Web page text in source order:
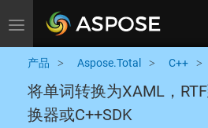
Toggle navigation
产品 Aspose.Total C++
将单词转换为XAML，
换器或C++SDK